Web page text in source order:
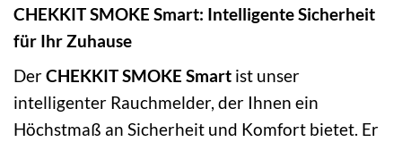
CHEKKIT SMOKE Smart: Intelligente Sicherheit
für Ihr Zuhause
DerCHEKKIT SMOKE Smart ist unser
intelligenter Rauchmelder, der Ihnen ein
Höchstmaß an Sicherheit und Komfort bietet. Er